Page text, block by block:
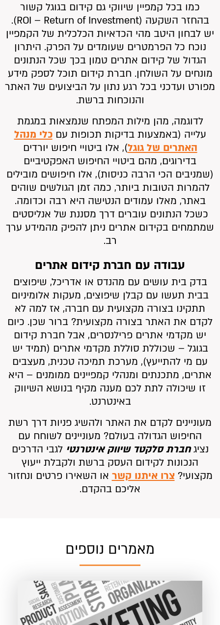
כמו בכל קמפיין שיווקי גם קידום בגוגל קשור
בהחזר השקעה (ROI – Return of Investment).
יש לבחון היטב מהי הכדאיות הכלכלית של הקמפיין
נוכח כל הפרמטרים שעומדים על הפרק. היתרון
הגדול של קידום אתרים טמון בכך שכל הנתונים
מונחים על השולחן. חברת קידום תוכל לספק מידע
מפורט ועדכני בכל רגע נתון על הביצועים של האתר
והנוכחות ברשת.
לדוגמה, מהן מילות המפתח שנמצאות במגמת
עלייה (באמצעות בדיקות תכופות עםכלי מנהל
האתרים של גוגל), אלו ביטויי חיפוש יורדים
בדירוגים, מהם ביטויי החיפוש האפקטיביים
(שמניבים הכי הרבה כניסות), אלו חיפושים מובילים
להמרות הטובות ביותר, כמה זמן הגולשים שוהים
באתר, מאלו עמודים הנטישה היא רבה וכדומה.
כשכל הנתונים עוברים דרך מסננת של אנליסטים
שמתמחים בקידום אתרים ניתן להפיק מהמידע ערך
רב.
עבודה עם חברת קידום אתרים
בדק בית עושים עם מהנדס או אדריכל, שיפוצים
בבית תעשו עם קבלן שיפוצים, מעקות אלומיניום
תתקינו בצורה מקצועית עם חברה, אז למה לא
לקדם את האתר בצורה מקצועית? ברור שכן. כיום
יש מקדמי אתרים פרילנסרים, אבל חברת קידום
בגוגל – שכוללת סוללת מקדמי אתרים (תמיד יש
עם מי להתייעץ), מערכת תמיכה טכנית, מעצבים
אתרים, מתכנתים ומנהלי קמפיינים ממומנים – היא
זו שיכולה לתת לכם מענה מקיף בנושא השיווק
באינטרנט.
מעוניינים לקדם את האתר ולהשיג פניות דרך רשת
החיפוש הגדולה בעולם? מעוניינים לשוחח עם
נציגחברת סלקטד שיווק אינטרנטילגבי הדרכים
הנכונות לקידום העסק ברשת ולקבלת ייעוץ
מקצועי?צרו איתנו קשר או השאירו פרטים ונחזור
אליכם בהקדם.
מאמרים נוספים